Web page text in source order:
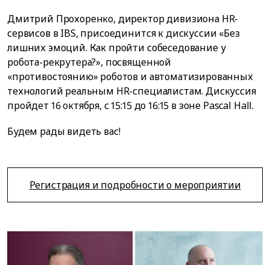
Дмитрий Прохоренко, директор дивизиона HR-
сервисов в IBS, присоединится к дискуссии «Без
лишних эмоций. Как пройти собеседование у
робота-рекрутера?», посвященной
«противостоянию» роботов и автоматизированных
технологий реальным HR-специалистам. Дискуссия
пройдет 16 октября, с 15:15 до 16:15 в зоне Pascal Hall.
Будем рады видеть вас!
Регистрация и подробности о мероприятии